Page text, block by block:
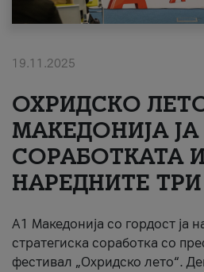
Надополни кредит
#ПодобарОнлајн
19.11.2025
ОХРИДСКО
МАКЕДОНИЈА
СОРАБОТКАТА
НАРЕДНИТЕ
A1 Македонија со гордост ја
стратегиска соработка со
фестивал „Охридско лето“.